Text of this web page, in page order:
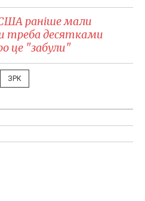
раніше мали
треба десятками
це "забули"
ЗРК